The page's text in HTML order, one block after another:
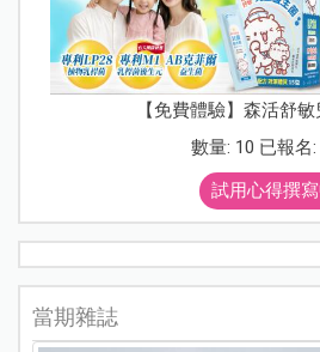
【免費體驗】森活舒
數量: 10 已報名:
試用心得撰
當期雜誌